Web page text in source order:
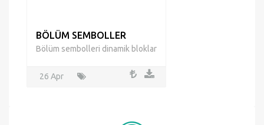
BÖLÜM SEMBOLLER
Bölüm sembolleri dinamik bloklar
26 Apr